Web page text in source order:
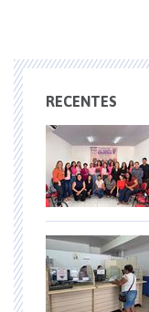
RECENTES